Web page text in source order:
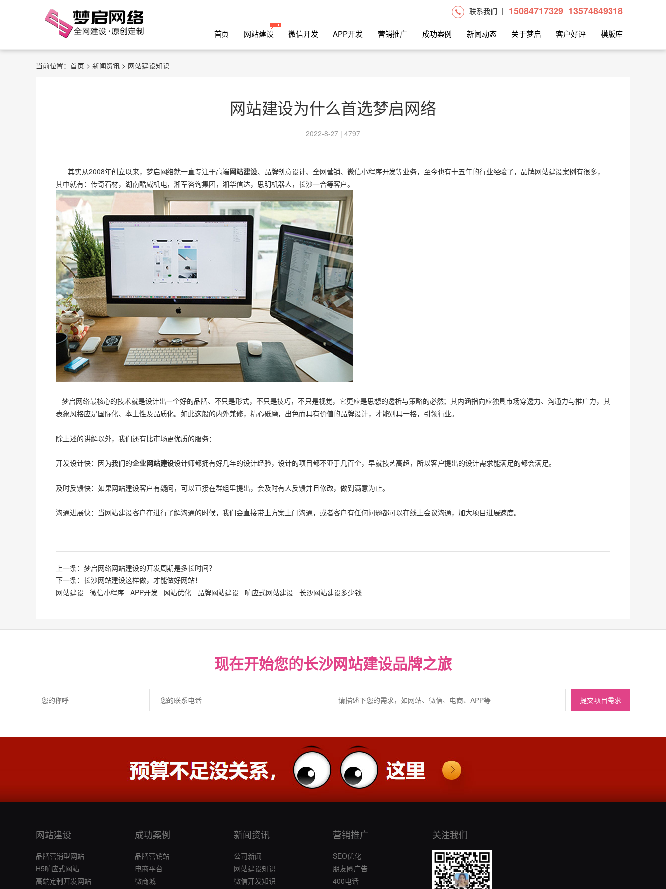
联系我们 | 15084717329 13574849318
首页 网站建设 微信开发 APP开发 营销推广 成功案例 新闻动态 关于梦启 客户好评 模版库
当前位置： 首页 > 新闻资讯 > 网站建设知识
网站建设为什么首选梦启网络
2022-8-27 | 4797
其实从2008年创立以来，梦启网络就一直专注于高端网站建设、品牌创意设计、全网营销、微信小程序开发等业务，至今也有十五年的行业经验了，品牌网站建设案例有很多，
其中就有：传奇石材，湖南酷威机电，湘军咨询集团，湘华信达，思明机器人，长沙一合等客户。
梦启网络最核心的技术就是设计出一个好的品牌、不只是形式，不只是技巧，不只是视觉，它更应是思想的透析与策略的必然；其内涵指向应独具市场穿透力、沟通力与推广力，其
表象风格应是国际化、本土性及品质化。如此这般的内外兼修，精心砥磨，出色而具有价值的品牌设计，才能别具一格，引领行业。
除上述的讲解以外，我们还有比市场更优质的服务：
开发设计快：因为我们的企业网站建设设计师都拥有好几年的设计经验，设计的项目都不亚于几百个，早就技艺高超，所以客户提出的设计需求能满足的都会满足。
及时反馈快：如果网站建设客户有疑问，可以直接在群组里提出，会及时有人反馈并且修改，做到满意为止。
沟通进展快：当网站建设客户在进行了解沟通的时候，我们会直接带上方案上门沟通，或者客户有任何问题都可以在线上会议沟通，加大项目进展速度。
上一条：梦启网络网站建设的开发周期是多长时间？
下一条：长沙网站建设这样做，才能做好网站！
网站建设 微信小程序 APP开发 网站优化 品牌网站建设 响应式网站建设 长沙网站建设多少钱
现在开始您的长沙网站建设品牌之旅
提交项目需求
网站建设
品牌营销型网站
H5响应式网站
高端定制开发网站
成功案例
品牌营销站
电商平台
微商城
新闻资讯
公司新闻
网站建设知识
微信开发知识
营销推广
SEO优化
朋友圈广告
400电话
关注我们